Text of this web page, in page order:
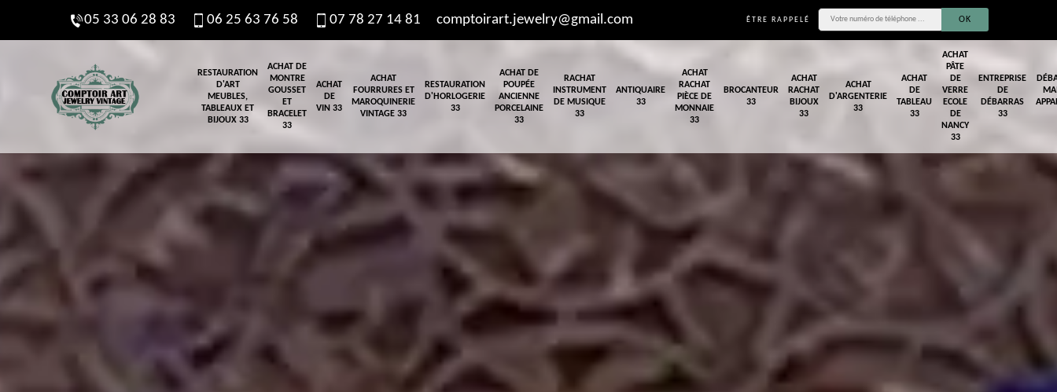
05 33 06 28 83 06 25 63 76 58 07 78 27 14 81 comptoirart.jewelry@gmail.com ÊTRE RAPPELÉ
RESTAURATION
D'ART
MEUBLES,
TABLEAUX ET
BIJOUX 33
ACHAT DE
MONTRE
GOUSSET
ET
BRACELET
33
ACHAT
DE
VIN 33
ACHAT
FOURRURES ET
MAROQUINERIE
VINTAGE 33
RESTAURATION
D'HORLOGERIE
33
ACHAT DE
POUPÉE
ANCIENNE
PORCELAINE
33
RACHAT
INSTRUMENT
DE MUSIQUE
33
ANTIQUAIRE
33
ACHAT
RACHAT
PIÈCE DE
MONNAIE
33
BROCANTEUR
33
ACHAT
RACHAT
BIJOUX
33
ACHAT
D'ARGENTERIE
33
ACHAT
DE
TABLEAU
33
ACHAT
PÂTE
DE
VERRE
ECOLE
DE
NANCY
33
ENTREPRISE
DE
DÉBARRAS
33